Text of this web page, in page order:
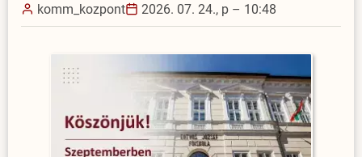
komm_kozpont 2026. 07. 24., p – 10:48